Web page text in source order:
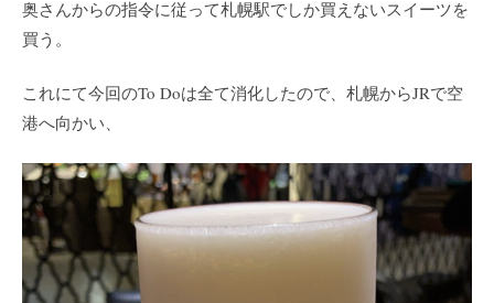
奥さんからの指令に従って札幌駅でしか買えないスイーツを
買う。
これにて今回のTo Doは全て消化したので、札幌からJRで空
港へ向かい、